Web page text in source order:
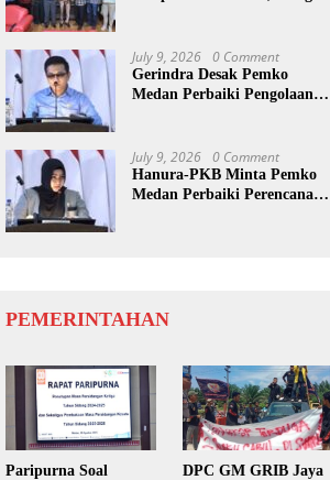
July 9, 2026 0 Comment
Gerindra Desak Pemko
Medan Perbaiki Pengolaan
July 9, 2026 0 Comment
Hanura-PKB Minta Pemko
Medan Perbaiki Perencanaan
PEMERINTAHAN
Paripurna Soal
DPC GM GRIB Jaya